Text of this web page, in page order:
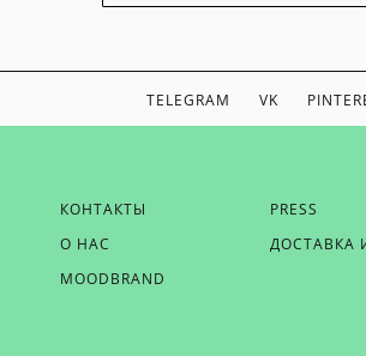
TELEGRAM VK
КОНТАКТЫ
PRESS
О НАС
ДОСТАВКА
MOODBRAND
ЕСЛИ ВЫ ХОТИТЕ БЫТЬ В